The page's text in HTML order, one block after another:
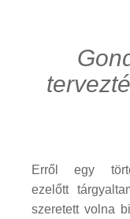
Erről egy
ezelőtt
szeretett volna